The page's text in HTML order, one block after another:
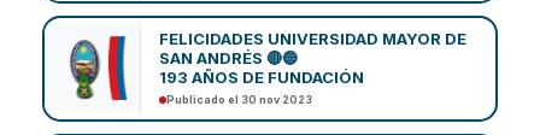
FELICIDADES UNIVERSIDAD MAYOR DE
SAN ANDRÉS 🔴🔵
193 AÑOS DE FUNDACIÓN
Publicado el 30 nov 2023